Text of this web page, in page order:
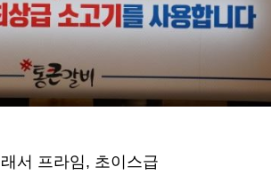
서 프라임, 초이스급